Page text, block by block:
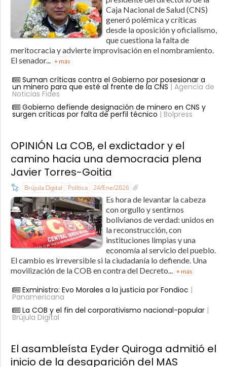
Caja Nacional de Salud (CNS)
generó polémica y críticas
desde la oposición y oficialismo,
que cuestiona la falta de
meritocracia y advierte improvisación en el nombramiento.
El senador...
+ más
Suman críticas contra el Gobierno por posesionar a
un minero para que esté al frente de la CNS | Agencia de
Noticias Fides
Gobierno defiende designación de minero en CNS y
surgen críticas por falta de perfil técnico | Bolpress
OPINIÓN La COB, el exdictador y el
camino hacia una democracia plena
Javier Torres-Goitia
Brújula Digital Política 24/Ene/2026
Es hora de levantar la cabeza
con orgullo y sentirnos
bolivianos de verdad: unidos en
la reconstrucción, con
instituciones limpias y una
economía al servicio del pueblo.
El cambio es irreversible si la ciudadanía lo defiende. Una
movilización de la COB en contra del Decreto... + más
Exministro: Evo Morales a la justicia por Fondioc |
Panamericana
La COB y el fin del corporativismo nacional-popular|
Brújula Digital
El asambleísta Eyder Quiroga admitió el
inicio de la desaparición del MAS